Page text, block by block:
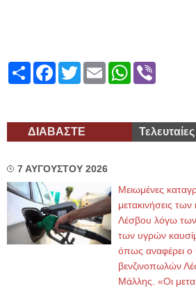
ShareFacebook
TwitterEmailWhatsApp
ΔΙΑΒΑΣΤΕ
7 ΑΥΓΟΥΣΤΟΥ 2026
Μειωμένες
μετακινήσεις
Λέσβου λόγω
των υγρών
όπως αναφέρει
βενζινοπωλών
Μάλλης. «Οι